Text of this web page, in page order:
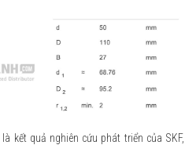
là kết quả nghiên cứu phát triển của SKF,